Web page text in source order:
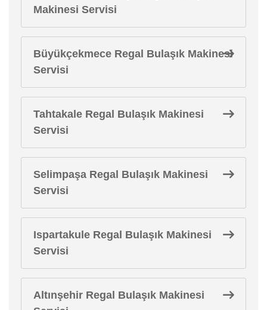
Makinesi Servisi
Büyükçekmece Regal Bulaşık Makinesi
Servisi
Tahtakale Regal Bulaşık Makinesi
Servisi
Selimpaşa Regal Bulaşık Makinesi
Servisi
Ispartakule Regal Bulaşık Makinesi
Servisi
Altınşehir Regal Bulaşık Makinesi